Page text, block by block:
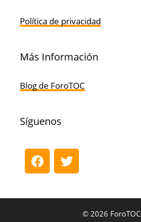
Política de privacidad
Más Información
Blog de ForoTOC
Síguenos
© 2026 ForoTOC